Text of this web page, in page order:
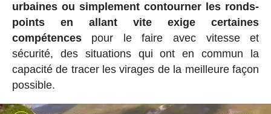
urbaines ou simplement contourner les ronds-
points en allant vite exige certaines
compétences pour le faire avec vitesse et
sécurité, des situations qui ont en commun la
capacité de tracer les virages de la meilleure façon
possible.